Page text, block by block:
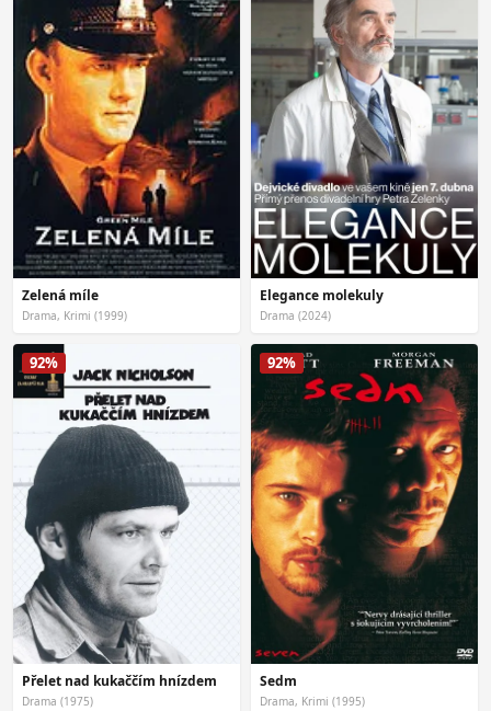
Zelená míle
Drama, Krimi (1999)
Elegance molekuly
Drama (2024)
92%
Přelet nad kukaččím hnízdem
Drama (1975)
92%
Sedm
Drama, Krimi (1995)